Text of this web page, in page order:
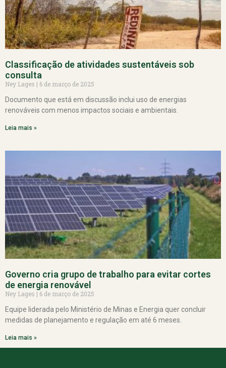
Classificação de atividades sustentáveis sob
consulta
Ney Lages
6 de março de 2025
Documento que está em discussão inclui uso de energias
renováveis com menos impactos sociais e ambientais.
Leia mais »
Governo cria grupo de trabalho para evitar cortes
de energia renovável
Ney Lages
6 de março de 2025
Equipe liderada pelo Ministério de Minas e Energia quer concluir
medidas de planejamento e regulação em até 6 meses.
Leia mais »